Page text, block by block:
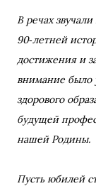
В речах
90‑летней
достижения и
внимание было
здорового
будущей
нашей Родины.
Пусть юбилей